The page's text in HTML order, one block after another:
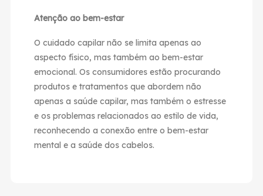
Atenção ao bem-estar
O cuidado capilar não se limita apenas ao
aspecto físico, mas também ao bem-estar
emocional. Os consumidores estão procurando
produtos e tratamentos que abordem não
apenas a saúde capilar, mas também o estresse
e os problemas relacionados ao estilo de vida,
reconhecendo a conexão entre o bem-estar
mental e a saúde dos cabelos.